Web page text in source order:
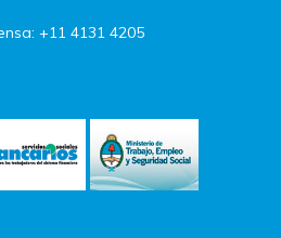
+11 4131 4205